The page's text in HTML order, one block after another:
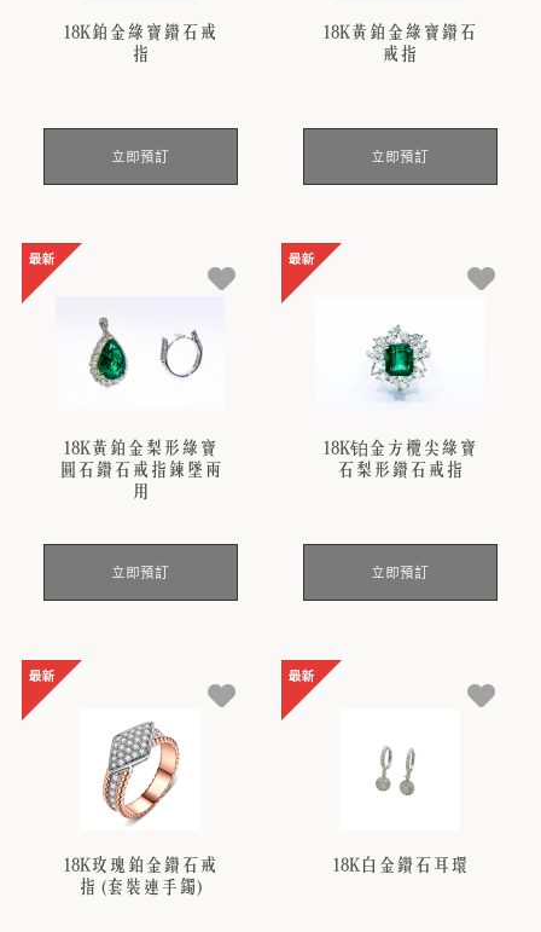
18K鉑金綠寶鑽石戒
指
立即預訂
18K黃鉑金綠寶鑽石
戒指
立即預訂
18K黃鉑金梨形綠寶
圓石鑽石戒指鍊墜兩
用
立即預訂
18K铂金方欖尖綠寶
石梨形鑽石戒指
立即預訂
18K玫瑰鉑金鑽石戒
指 (套裝連手鐲)
18K白金鑽石耳環